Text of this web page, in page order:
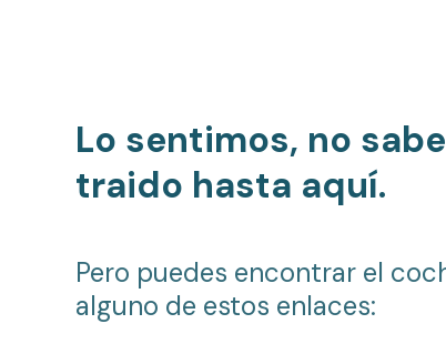
Lo sentimos, no
traido hasta aquí.
Pero puedes encontrar el
alguno de estos enlaces: